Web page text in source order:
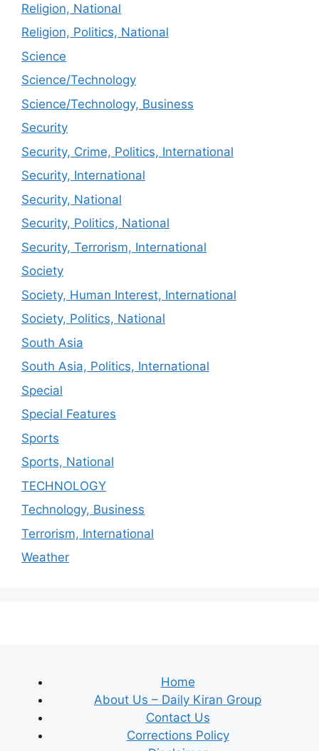
Religion, National
Religion, Politics, National
Science
Science/Technology
Science/Technology, Business
Security
Security, Crime, Politics, International
Security, International
Security, National
Security, Politics, National
Security, Terrorism, International
Society
Society, Human Interest, International
Society, Politics, National
South Asia
South Asia, Politics, International
Special
Special Features
Sports
Sports, National
TECHNOLOGY
Technology, Business
Terrorism, International
Weather
Home
About Us – Daily Kiran Group
Contact Us
Corrections Policy